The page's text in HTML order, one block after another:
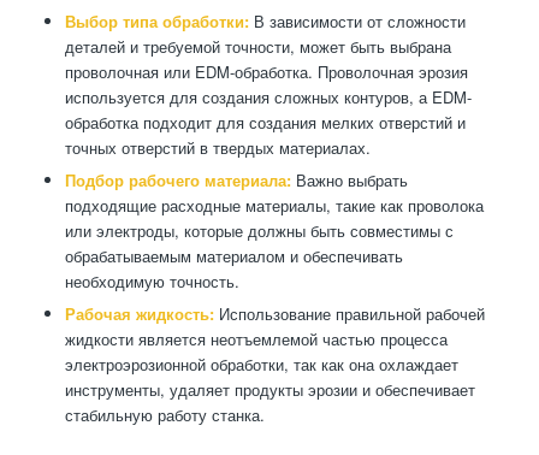
Выбор типа обработки:В зависимости от сложности
деталей и требуемой точности, может быть выбрана
проволочная или EDM-обработка. Проволочная эрозия
используется для создания сложных контуров, а EDM-
обработка подходит для создания мелких отверстий и
точных отверстий в твердых материалах.
Подбор рабочего материала:Важно выбрать
подходящие расходные материалы, такие как проволока
или электроды, которые должны быть совместимы с
обрабатываемым материалом и обеспечивать
необходимую точность.
Рабочая жидкость:Использование правильной рабочей
жидкости является неотъемлемой частью процесса
электроэрозионной обработки, так как она охлаждает
инструменты, удаляет продукты эрозии и обеспечивает
стабильную работу станка.